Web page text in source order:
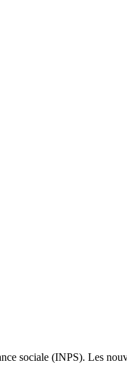
sociale (INPS). Les